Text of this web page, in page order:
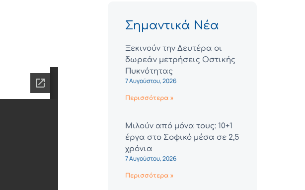
Σημαντικά Νέα
Ξεκινούν την Δευτέρα οι
δωρεάν μετρήσεις Οστικής
Πυκνότητας
7 Αυγούστου, 2026
Περισσότερα »
Μιλούν από μόνα τους: 10+1
έργα στο Σοφικό μέσα σε 2,5
χρόνια
7 Αυγούστου, 2026
Περισσότερα »